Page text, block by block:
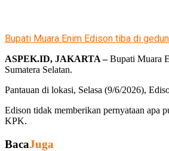
Bupati Muara Enim Edison tiba di
ASPEK.ID, JAKARTA –Bupati Muara
Sumatera Selatan.
Pantauan di lokasi, Selasa (9/6/2026),
Edison tidak memberikan pernyataan apa
KPK.
BacaJuga